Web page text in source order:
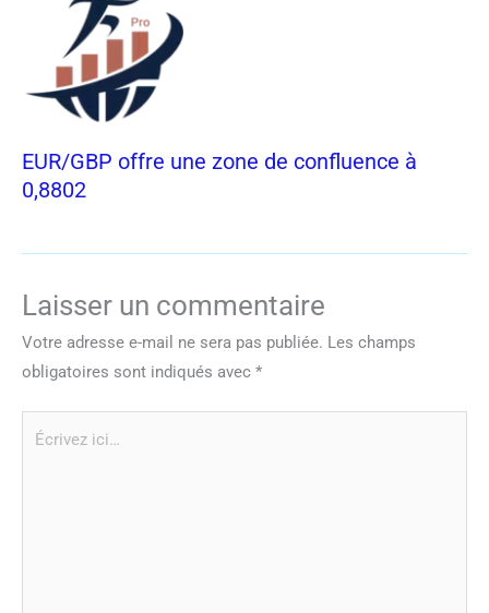
EUR/GBP offre une zone de confluence à
0,8802
Laisser un commentaire
Votre adresse e-mail ne sera pas publiée. Les champs
obligatoires sont indiqués avec *